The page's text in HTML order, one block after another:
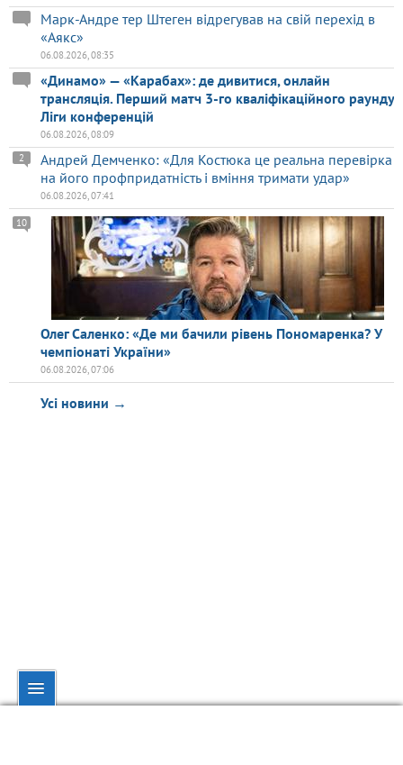
Марк-Андре тер Штеген відрегував на свій перехід в
«Аякс»
06.08.2026, 08:35
«Динамо» — «Карабах»: де дивитися, онлайн
трансляція. Перший матч 3-го кваліфікаційного раунду
Ліги конференцій
06.08.2026, 08:09
Андрей Демченко: «Для Костюка це реальна перевірка
на його профпридатність і вміння тримати удар»
2
06.08.2026, 07:41
Олег Саленко: «Де ми бачили рівень Пономаренка? У
чемпіонаті України»
10
06.08.2026, 07:06
Усі новини →